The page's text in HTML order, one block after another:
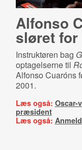
Alfonso
sløret
Instruktøren bag
optagelserne til
Alfonso Cuaróns
2001.
Læs også: Oscar-
præsident
Læs også: